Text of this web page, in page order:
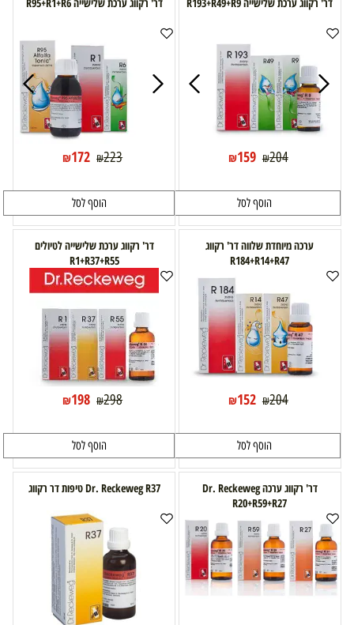
₪204
₪159
הוסף לסל
₪223
₪172
הוסף לסל
ערכה מיוחדת שלווה דר' רקווג
R184+R14+R47
₪204
₪152
הוסף לסל
דר' רקווג ערכת שלישייה לטיולים
R1+R37+R55
₪298
₪198
הוסף לסל
דר' רקווג ערכה Dr. Reckeweg
R20+R59+R27
Dr. Reckeweg R37 טיפות דר רקווג